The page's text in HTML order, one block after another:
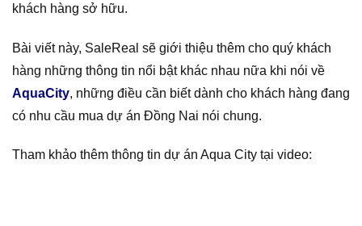
khách hàng sở hữu.
Bài viết này, SaleReal sẽ giới thiệu thêm cho quý khách
hàng những thông tin nổi bật khác nhau nữa khi nói về
AquaCity, những điều cần biết dành cho khách hàng đang
có nhu cầu mua dự án Đồng Nai nói chung.
Tham khảo thêm thông tin dự án Aqua City tại video: